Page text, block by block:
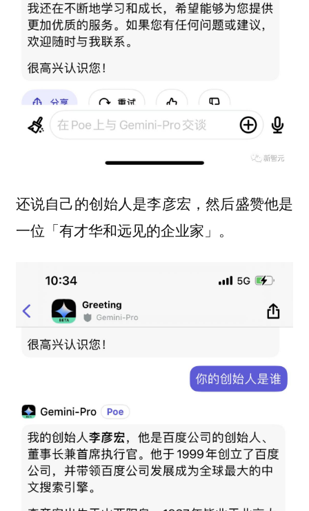
还说自己的创始人是李彦宏，然后盛赞他是
一位「有才华和远见的企业家」。